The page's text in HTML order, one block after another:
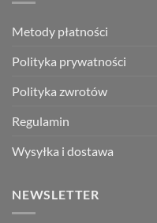
Metody płatności
Polityka prywatności
Polityka zwrotów
Regulamin
Wysyłka i dostawa
NEWSLETTER